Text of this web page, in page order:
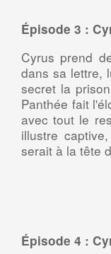
Épisode 3 :
Cyrus prend
dans sa lettre,
secret la
Panthée fait
avec tout le
illustre
serait à la tête
Épisode 4 :